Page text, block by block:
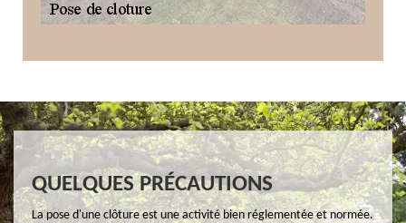
QUELQUES PRÉCAUTIONS
La pose d'une clôture est une activité bien réglementée et normée.